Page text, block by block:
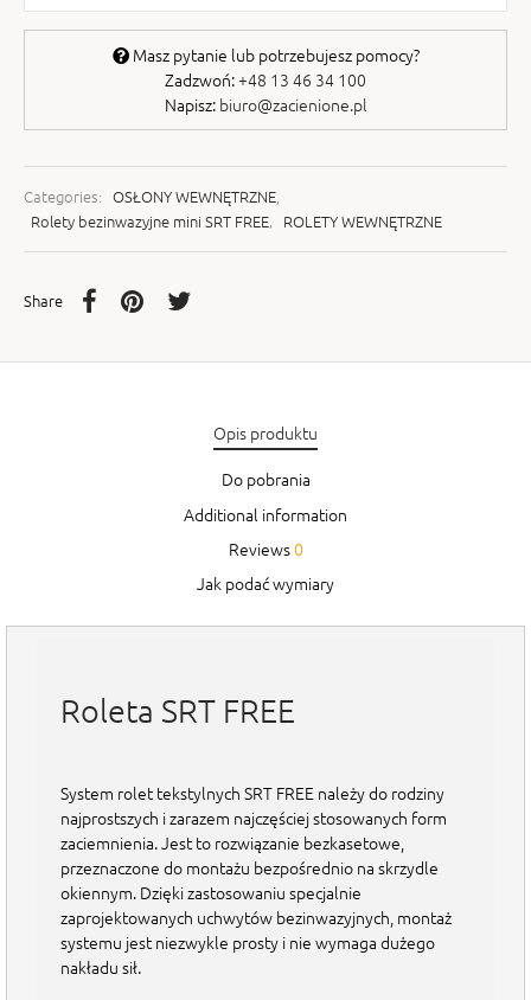
Strona sterowania
Prawa Lewa
Ta wartość jest wymagana.
Masz pytanie lub potrzebujesz pomocy?
Zadzwoń:+48 13 46 34 100
Napisz: biuro@zacienione.pl
Categories: OSŁONY WEWNĘTRZNE,
Rolety bezinwazyjne mini SRT FREE, ROLETY WEWNĘTRZNE
Share
Opis produktu
Do pobrania
Additional information
Reviews0
Jak podać wymiary
Roleta SRT FREE
System rolet tekstylnych SRT FREE należy do rodziny
najprostszych i zarazem najczęściej stosowanych form
zaciemnienia. Jest to rozwiązanie bezkasetowe,
przeznaczone do montażu bezpośrednio na skrzydle
okiennym. Dzięki zastosowaniu specjalnie
zaprojektowanych uchwytów bezinwazyjnych, montaż
systemu jest niezwykle prosty i nie wymaga dużego
nakładu sił.